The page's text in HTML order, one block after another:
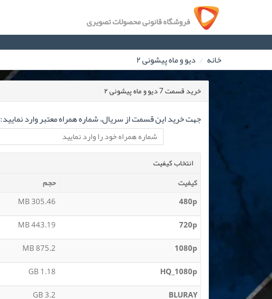
فروشگاه قانونی محصولات تصویری
خانه دیو و ماه پیشونی ۲
خرید قسمت 7 دیو و ماه پیشونی ۲
جهت خرید این قسمت از سریال، شماره همراه معتبر وارد نمایید:
انتخاب کیفیت
کیفیت
حجم
480p
305.46 MB
720p
443.19 MB
1080p
875.2 MB
HQ_1080p
1.18 GB
BLURAY
3.2 GB